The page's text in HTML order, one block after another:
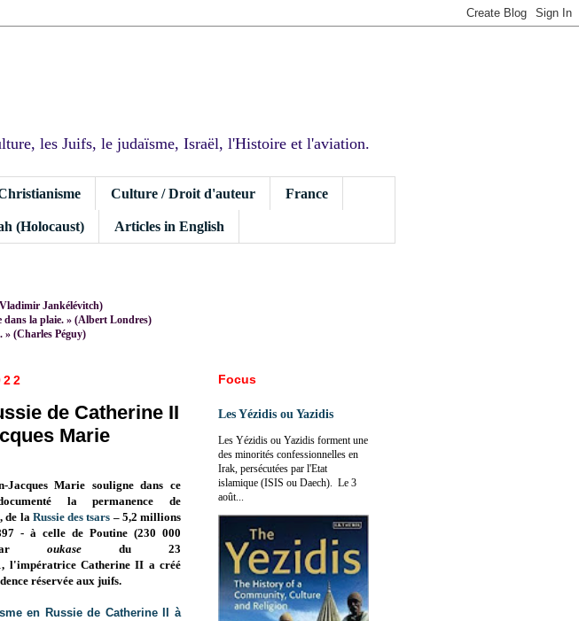
les Juifs, le judaïsme, Israël, l'Histoire et l'aviation.
Culture / Droit d'auteur France
(Holocaust) Articles in English
Jankélévitch)
dans la plaie. » (Albert Londres)
» (Charles Péguy)
de Catherine II
Marie
Jacques Marie souligne dans ce
la permanence de
de la Russie des tsars – 5,2 millions
- à celle de Poutine (230 000
oukasedu 23
l'impératrice Catherine II a créé
réservée aux juifs.
en Russie de Catherine II à
Focus
Les Yézidis ou Yazidis
Les Yézidis ou Yazidis forment une
des minorités confessionnelles en
Irak, persécutées par l'Etat
islamique (ISIS ou Daech). Le 3
août...